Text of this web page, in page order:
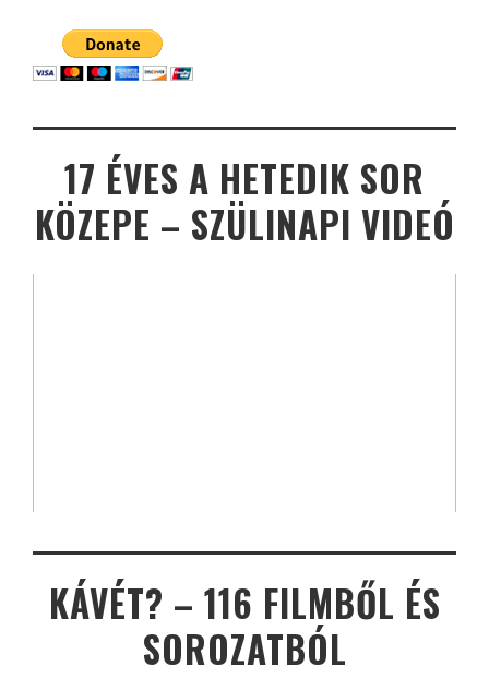
17 ÉVES A HETEDIK SOR
KÖZEPE – SZÜLINAPI VIDEÓ
KÁVÉT? – 116 FILMBŐL ÉS
SOROZATBÓL